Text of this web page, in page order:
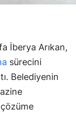
İberya Arıkan,
sürecini
Belediyenin